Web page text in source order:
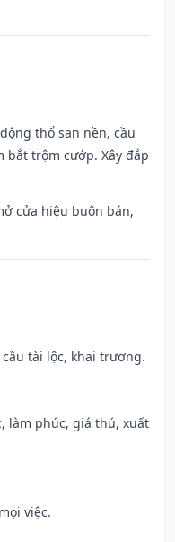
thổ san nền, cầu
bắt trộm cướp. Xây đắp
cửa hiệu buôn bán,
tài lộc, khai trương.
làm phúc, giá thú, xuất
việc.